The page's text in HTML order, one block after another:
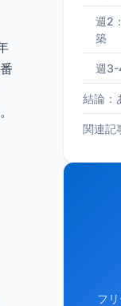
週2
築
週3-
結論：
関連記
フ